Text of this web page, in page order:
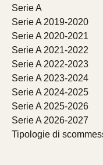
Serie A
Serie A 2019-2020
Serie A 2020-2021
Serie A 2021-2022
Serie A 2022-2023
Serie A 2023-2024
Serie A 2024-2025
Serie A 2025-2026
Serie A 2026-2027
Tipologie di